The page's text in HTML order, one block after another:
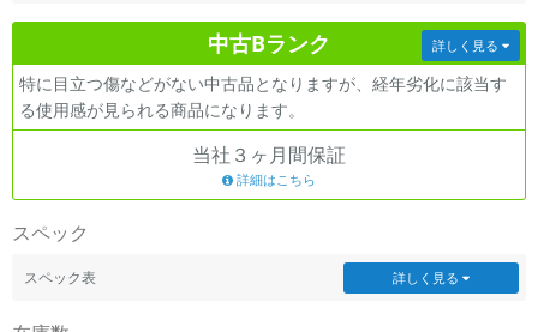
中古Bランク
特に目立つ傷などがない中古品となりますが、経年劣化に該当す
る使用感が見られる商品になります。
詳しく見る
当社３ヶ月間保証
詳細はこちら
スペック
スペック表 詳しく見る
CPU
CPUの絞り込み